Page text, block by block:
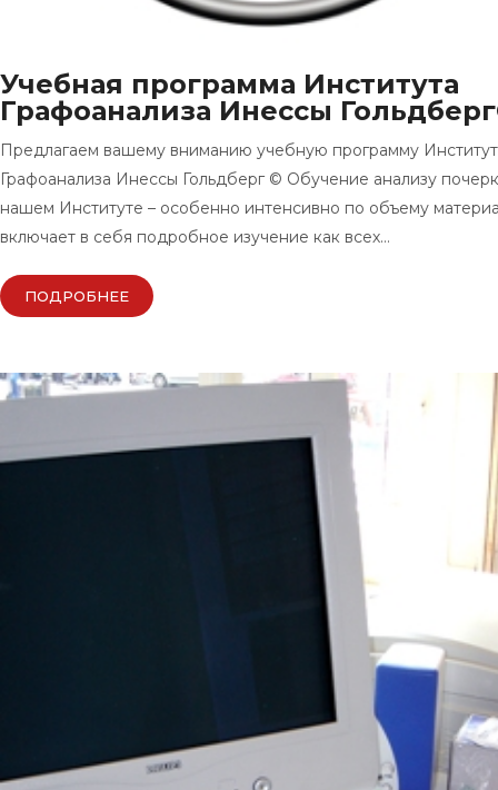
Учебная программа Института
Графоанализа Инессы
Предлагаем вашему вниманию учебную программу
Графоанализа Инессы Гольдберг © Обучение анализу
нашем Институте – особенно интенсивно по объему
включает в себя подробное изучение как всех…
ПОДРОБНЕЕ